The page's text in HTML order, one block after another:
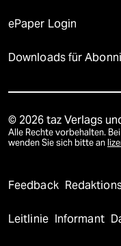
ePaper Login
Downloads für
© 2026 taz Verlags
Alle Rechte vorbehalten.
wenden Sie sich bitte an
Feedback
Leitlinie Informant